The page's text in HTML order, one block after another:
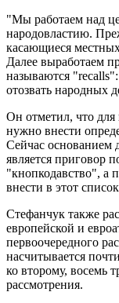
"Мы работаем над
народовластию.
касающиеся
Далее выработаем
называются
отозвать народных
Он отметил, что для
нужно внести
Сейчас основанием
является приговор
"кнопкодавство", а
внести в этот
Стефанчук также
европейской и
первоочередного
насчитывается
ко второму, восемь
рассмотрения.